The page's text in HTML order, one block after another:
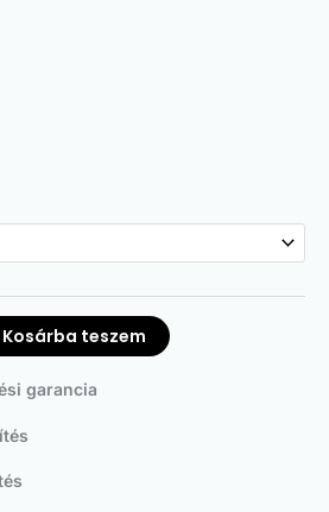
Kosárba teszem
garancia